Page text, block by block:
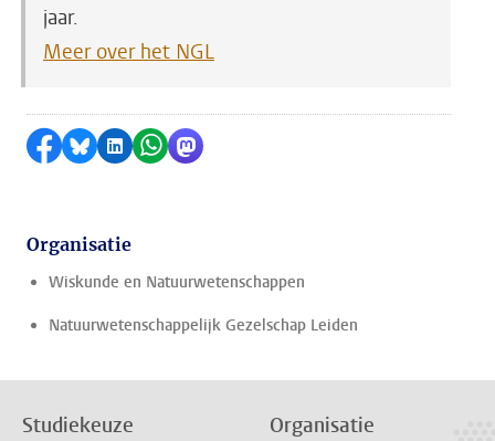
jaar.
Meer over het NGL
Delen op Facebook
Delen via Bluesky
Delen op LinkedIn
Delen via WhatsApp
Delen via Mastodon
Organisatie
Wiskunde en Natuurwetenschappen
Natuurwetenschappelijk Gezelschap Leiden
Studiekeuze Organisatie